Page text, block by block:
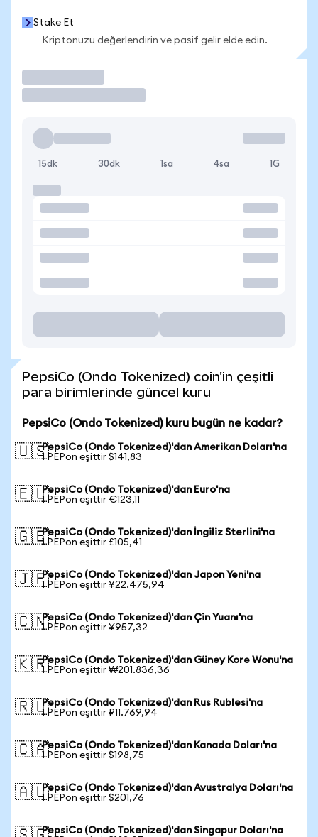
Stake Et
Kriptonuzu değerlendirin ve pasif gelir elde edin.
15dk 30dk 1sa 4sa 1G
PepsiCo (Ondo Tokenized) coin'in çeşitli
para birimlerinde güncel kuru
PepsiCo (Ondo Tokenized) kuru bugün ne kadar?
🇺🇸PepsiCo (Ondo Tokenized)'dan Amerikan Doları'na
1 PEPon eşittir $141,83
🇪🇺PepsiCo (Ondo Tokenized)'dan Euro'na
1 PEPon eşittir €123,11
🇬🇧PepsiCo (Ondo Tokenized)'dan İngiliz Sterlini'na
1 PEPon eşittir £105,41
🇯🇵PepsiCo (Ondo Tokenized)'dan Japon Yeni'na
1 PEPon eşittir ¥22.475,94
🇨🇳PepsiCo (Ondo Tokenized)'dan Çin Yuanı'na
1 PEPon eşittir ¥957,32
🇰🇷PepsiCo (Ondo Tokenized)'dan Güney Kore Wonu'na
1 PEPon eşittir ₩201.836,36
🇷🇺PepsiCo (Ondo Tokenized)'dan Rus Rublesi'na
1 PEPon eşittir ₽11.769,94
🇨🇦PepsiCo (Ondo Tokenized)'dan Kanada Doları'na
1 PEPon eşittir $198,75
🇦🇺PepsiCo (Ondo Tokenized)'dan Avustralya Doları'na
1 PEPon eşittir $201,76
PepsiCo (Ondo Tokenized)'dan Singapur Doları'na